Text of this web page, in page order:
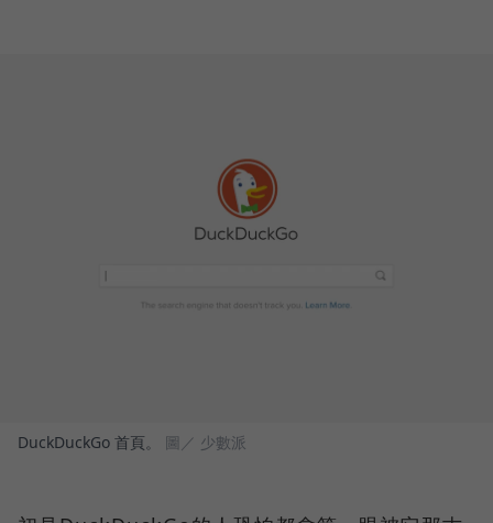
DuckDuckGo 首頁。 圖／ 少數派